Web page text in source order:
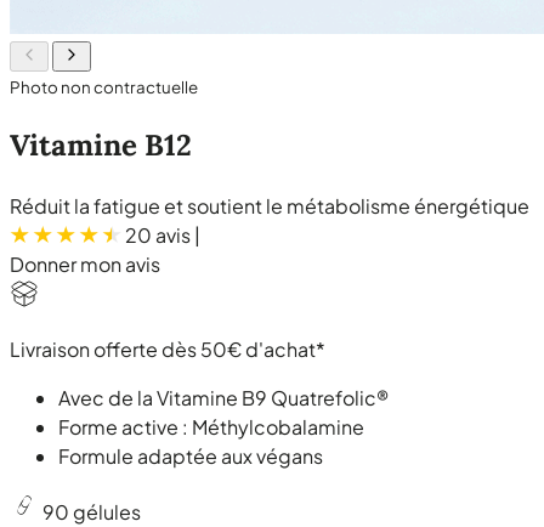
Photo non contractuelle
Vitamine B12
Réduit la fatigue et soutient le métabolisme énergétique
20 avis|
Donner mon avis
Livraison offerte dès 50€ d'achat*
Avec de la Vitamine B9 Quatrefolic®
Forme active : Méthylcobalamine
Formule adaptée aux végans
90 gélules